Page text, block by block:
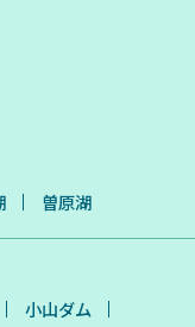
曽原湖
小山ダム